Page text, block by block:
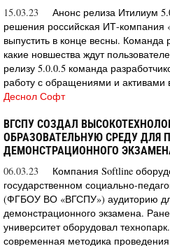
15.03.23
Анонс релиза Итилиум
решения российская ИТ-компания
выпустить в конце весны. Команда
какие новшества ждут
релизу 5.0.0.5 команда
работу с обращениями и активами
Деснол Софт
ВГСПУ СОЗДАЛ
ОБРАЗОВАТЕЛЬНУЮ СРЕДУ ДЛЯ
ДЕМОНСТРАЦИОННОГО
06.03.23
Компания Softline
государственном социально-
(ФГБОУ ВО «ВГСПУ») аудиторию
демонстрационного экзамена.
университет оборудовал
современная методика